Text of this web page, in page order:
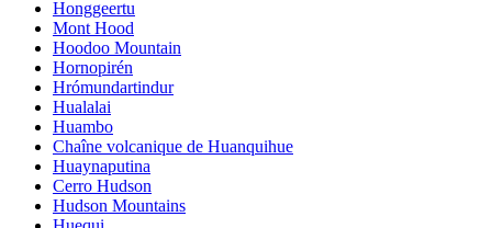
Honggeertu
Mont Hood
Hoodoo Mountain
Hornopirén
Hrómundartindur
Hualalai
Huambo
Chaîne volcanique de Huanquihue
Huaynaputina
Cerro Hudson
Hudson Mountains